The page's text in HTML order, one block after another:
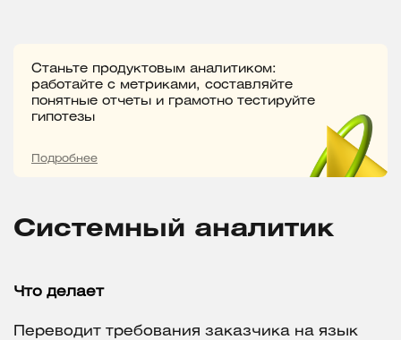
Станьте продуктовым аналитиком:
работайте с метриками, составляйте
понятные отчеты и грамотно тестируйте
гипотезы
Подробнее
Системный аналитик
Что делает
Переводит требования заказчика на язык